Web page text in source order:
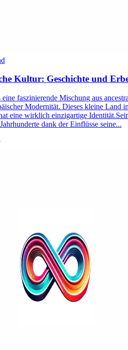
Kultur: Geschichte und
faszinierende Mischung aus
Modernität. Dieses kleine Land
eine wirklich einzigartige
dank der Einflüsse seine...